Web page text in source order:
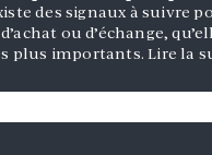
des signaux à suivre
ou d’échange,
plus importants.Lire la